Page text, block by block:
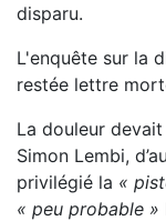
disparu.
L'enquête sur la
restée lettre
La douleur
Simon Lembi,
privilégié la «
« peu probable »